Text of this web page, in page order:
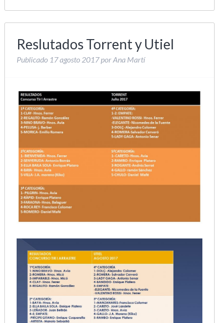
Reslutados Torrent y Utiel
Publicado 17 agosto 2017 por Ana Martí